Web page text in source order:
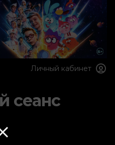
Личный кабинет
сеанс